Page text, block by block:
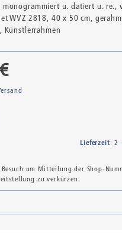
monogrammiert u. datiert u. re.,
WVZ 2818, 40 x 50 cm,
Künstlerrahmen
Lieferzeit: 2
um Mitteilung der Shop-
zu verkürzen.